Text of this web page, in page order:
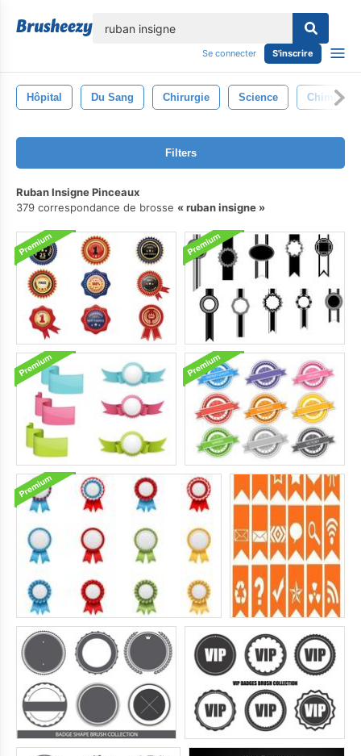
Se connecter S'inscrire
Hôpital Du Sang Chirurgie Science Chimie
Filters
Ruban Insigne Pinceaux
379 correspondance de brosse
ruban insigne